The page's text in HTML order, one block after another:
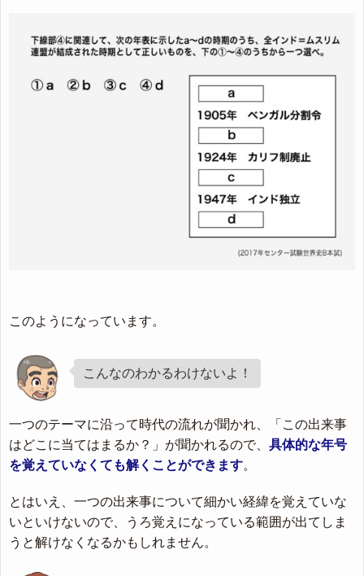
このようになっています。
こんなのわかるわけないよ！
一つのテーマに沿って時代の流れが聞かれ、「この出来事
はどこに当てはまるか？」が聞かれるので、 具体的な年号
を覚えていなくても解くことができます。
とはいえ、一つの出来事について細かい経緯を覚えていな
いといけないので、うろ覚えになっている範囲が出てしま
うと解けなくなるかもしれません。